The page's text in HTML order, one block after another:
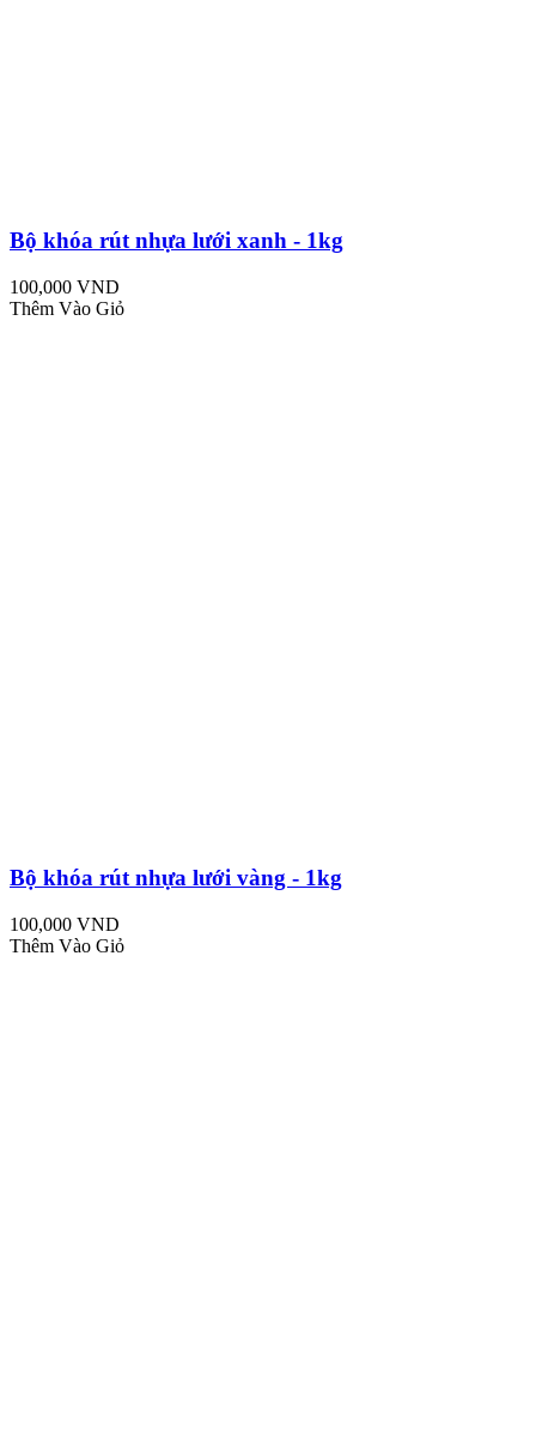
Bộ khóa rút nhựa lưới xanh - 1kg
100,000 VND
Thêm Vào Giỏ
Bộ khóa rút nhựa lưới vàng - 1kg
100,000 VND
Thêm Vào Giỏ